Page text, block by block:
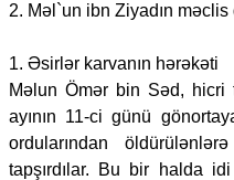
2. Məl`un ibn Ziyadın məclis
1. Əsirlər karvanın hərəkəti
Məlun Ömər bin Səd,
ayının 11-ci günü
ordularından
tapşırdılar. Bu bir halda